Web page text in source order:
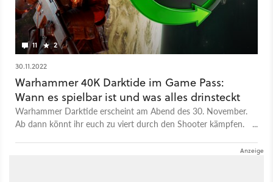
11 2
30.11.2022
Warhammer 40K Darktide im Game Pass:
Wann es spielbar ist und was alles drinsteckt
Warhammer Darktide erscheint am Abend des 30. November.
Ab dann könnt ihr euch zu viert durch den Shooter kämpfen.